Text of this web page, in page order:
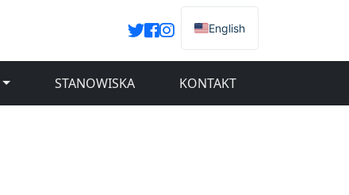
English
STANOWISKA KONTAKT